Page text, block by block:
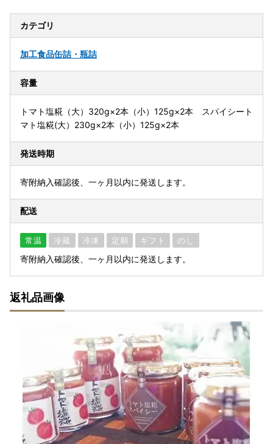
カテゴリ
加工食品缶詰・瓶詰
容量
トマト塩糀（大）320g×2本（小）125g×2本 スパイシート
マト塩糀(大）230g×2本（小）125g×2本
発送時期
寄附納入確認後、一ヶ月以内に発送します。
配送
常温 冷蔵 冷凍 定期 ギフト のし
寄附納入確認後、一ヶ月以内に発送します。
返礼品画像